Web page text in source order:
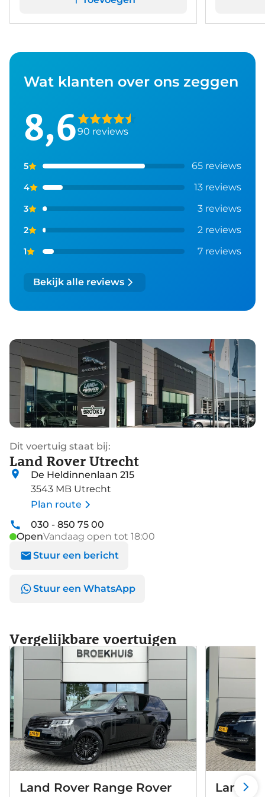
Wat klanten over ons zeggen
8,690 reviews
5 65 reviews
4 13 reviews
3 3 reviews
2 2 reviews
1 7 reviews
Bekijk alle reviews
Dit voertuig staat bij:
Land Rover Utrecht
De Heldinnenlaan 215
3543 MB Utrecht
Plan route
030 - 850 75 00
OpenVandaag open tot 18:00
Stuur een bericht
Stuur een WhatsApp
Vergelijkbare voertuigen
Land Rover Range Rover Land